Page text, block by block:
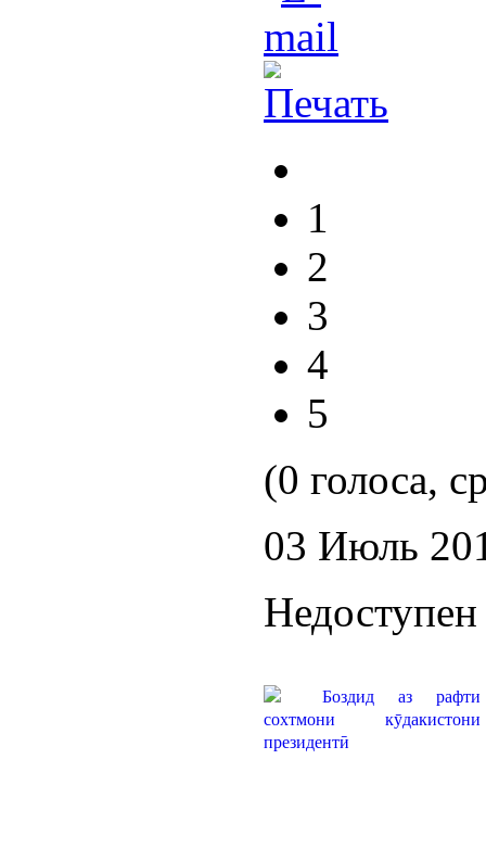
1
2
3
4
5
(0 голоса,
03 Июль